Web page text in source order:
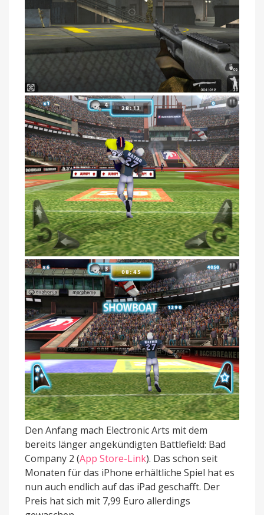
Den Anfang mach Electronic Arts mit dem
bereits länger angekündigten Battlefield: Bad
Company 2 (App Store-Link). Das schon seit
Monaten für das iPhone erhältliche Spiel hat es
nun auch endlich auf das iPad geschafft. Der
Preis hat sich mit 7,99 Euro allerdings